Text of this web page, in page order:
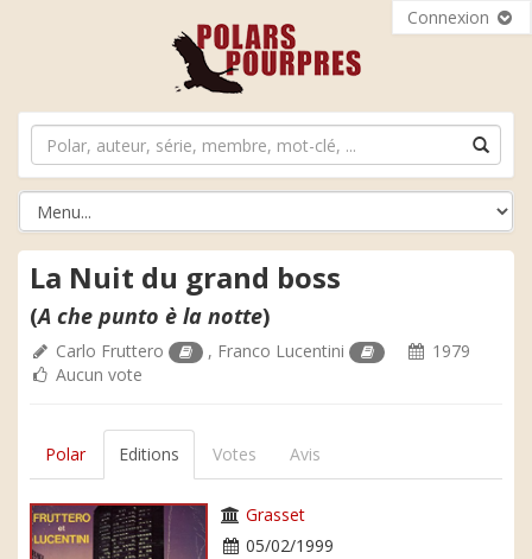
Connexion
La Nuit du grand boss
(A che punto è la notte)
Carlo Fruttero , Franco Lucentini
1979
Aucun vote
Polar Editions Votes Avis
Grasset
05/02/1999